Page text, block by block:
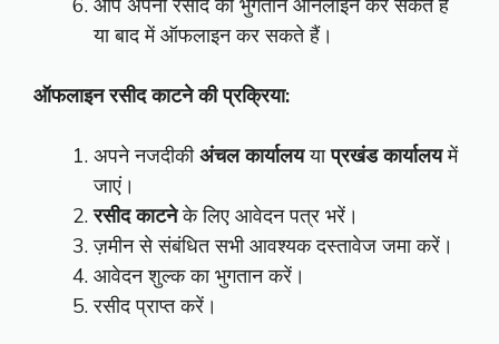
या बाद में ऑफलाइन कर सकते हैं।
ऑफलाइन रसीद काटने की प्रक्रिया:
अपने नजदीकीअंचल कार्यालययाप्रखंड कार्यालयमें
जाएं।
रसीद काटनेके लिए आवेदन पत्र भरें।
ज़मीन से संबंधित सभी आवश्यक दस्तावेज जमा करें।
आवेदन शुल्क का भुगतान करें।
रसीद प्राप्त करें।